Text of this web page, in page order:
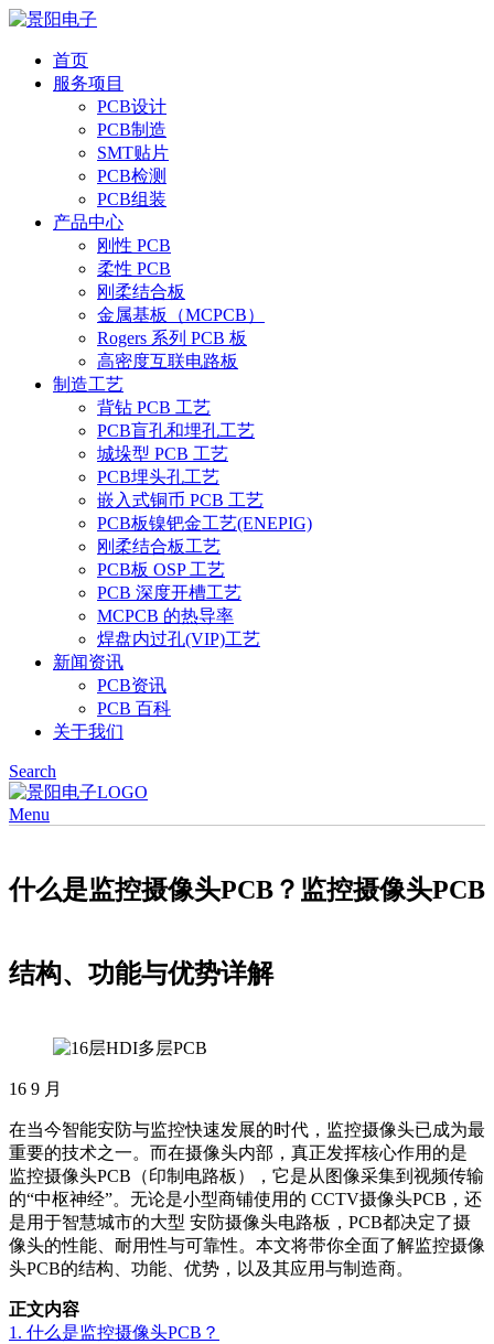
首页
服务项目
PCB设计
PCB制造
SMT贴片
PCB检测
PCB组装
产品中心
刚性 PCB
柔性 PCB
刚柔结合板
金属基板（MCPCB）
Rogers 系列 PCB 板
高密度互联电路板
制造工艺
背钻 PCB 工艺
PCB盲孔和埋孔工艺
城垛型 PCB 工艺
PCB埋头孔工艺
嵌入式铜币 PCB 工艺
PCB板镍钯金工艺(ENEPIG)
刚柔结合板工艺
PCB板 OSP 工艺
PCB 深度开槽工艺
MCPCB 的热导率
焊盘内过孔(VIP)工艺
新闻资讯
PCB资讯
PCB 百科
关于我们
Search
Menu
什么是监控摄像头PCB？监控摄像头PCB
结构、功能与优势详解
16 9 月
在当今智能安防与监控快速发展的时代，监控摄像头已成为最
重要的技术之一。而在摄像头内部，真正发挥核心作用的是
监控摄像头PCB（印制电路板），它是从图像采集到视频传输
的“中枢神经”。无论是小型商铺使用的 CCTV摄像头PCB，还
是用于智慧城市的大型 安防摄像头电路板，PCB都决定了摄
像头的性能、耐用性与可靠性。本文将带你全面了解监控摄像
头PCB的结构、功能、优势，以及其应用与制造商。
正文内容
1. 什么是监控摄像头PCB？